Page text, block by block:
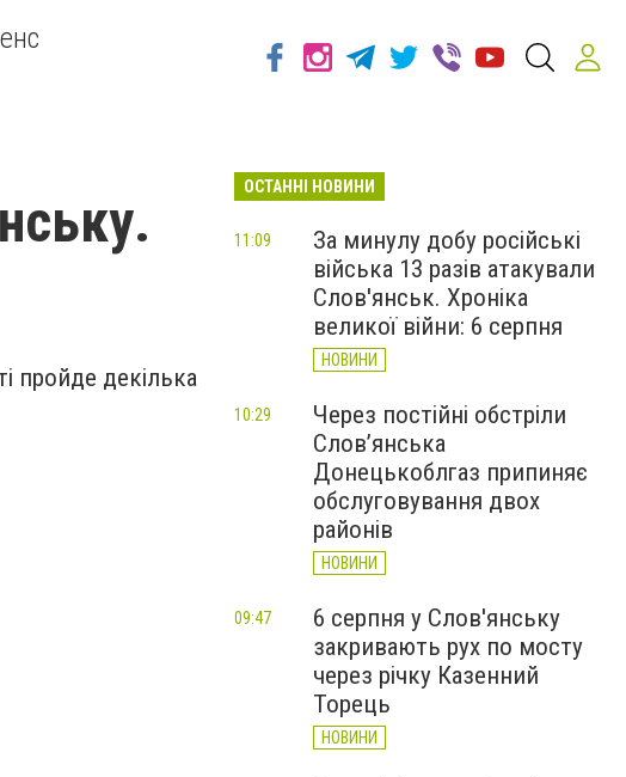
пройде декілька
ОСТАННІ НОВИНИ
За минулу добу російські
війська 13 разів атакували
Слов'янськ. Хроніка
великої війни: 6 серпня
НОВИНИ
11:09
Через постійні обстріли
Слов’янська
Донецькоблгаз припиняє
обслуговування двох
районів
НОВИНИ
10:29
6 серпня у Слов'янську
закривають рух по мосту
через річку Казенний
Торець
НОВИНИ
09:47